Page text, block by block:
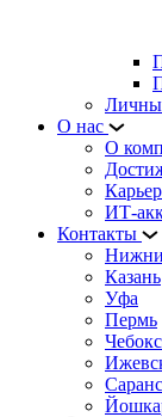
О нас
О
ИТ-
Контакты
Казань
Уфа
Пермь